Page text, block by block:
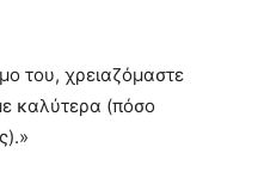
του, χρειαζόμαστε
καλύτερα (πόσο